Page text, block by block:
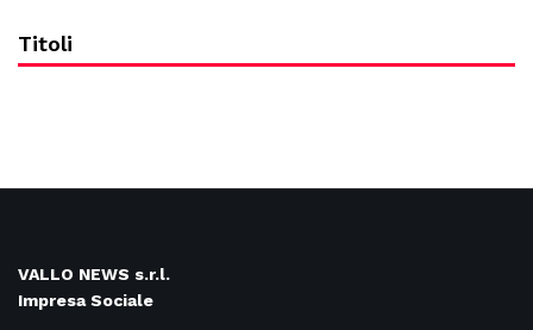
Titoli
VALLO NEWS s.r.l.
Impresa Sociale